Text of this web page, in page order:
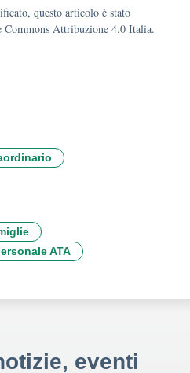
questo articolo è stato
Commons Attribuzione 4.0 Italia.
ATA
eventi